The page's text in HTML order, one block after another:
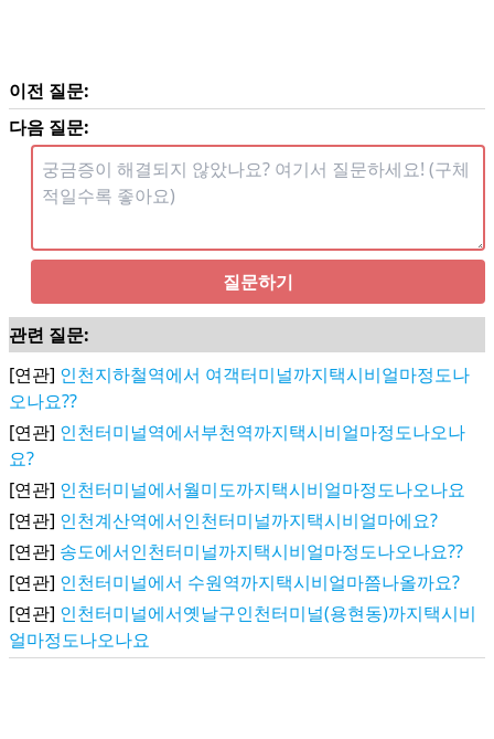
이전 질문:
다음 질문:
질문하기
관련 질문:
[연관] 인천지하철역에서 여객터미널까지택시비얼마정도나
오나요??
[연관] 인천터미널역에서부천역까지택시비얼마정도나오나
요?
[연관] 인천터미널에서월미도까지택시비얼마정도나오나요
[연관] 인천계산역에서인천터미널까지택시비얼마에요?
[연관] 송도에서인천터미널까지택시비얼마정도나오나요??
[연관] 인천터미널에서 수원역까지택시비얼마쯤나올까요?
[연관] 인천터미널에서옛날구인천터미널(용현동)까지택시비
얼마정도나오나요